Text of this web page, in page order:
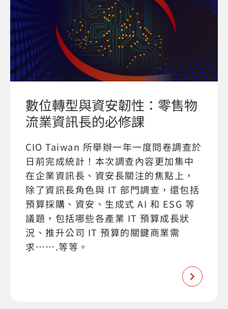
數位轉型與資安韌性：零售物
流業資訊長的必修課
CIO Taiwan 所舉辦一年一度問卷調查於
日前完成統計！本次調查內容更加集中
在企業資訊長、資安長關注的焦點上，
除了資訊長角色與 IT 部門調查，還包括
預算採購、資安、生成式 AI 和 ESG 等
議題，包括哪些各產業 IT 預算成長狀
況、推升公司 IT 預算的關鍵商業需
求…….等等。